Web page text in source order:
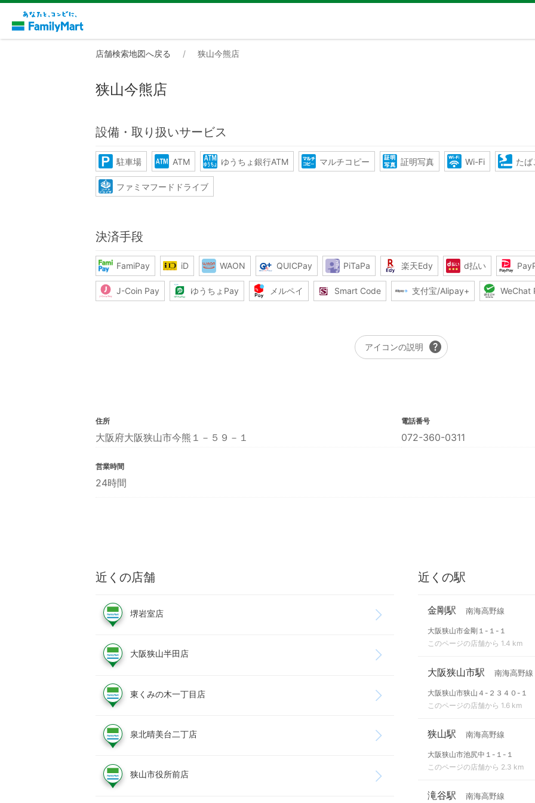
店舗検索地図へ戻る 狭山今熊店
狭山今熊店
設備・取り扱いサービス
駐車場 ATM ゆうちょ銀行ATM マルチコピー 証明写真 Wi-Fi たば
ファミマフードドライブ
決済手段
FamiPay iD WAON QUICPay PiTaPa 楽天Edy d払い
J-Coin Pay ゆうちょPay メルペイ Smart Code 支付宝/Alipay+ WeChat
アイコンの説明 help
住所
大阪府大阪狭山市今熊１－５９－１
電話番号
072-360-0311
営業時間
24時間
近くの店舗
堺岩室店
大阪狭山半田店
東くみの木一丁目店
泉北晴美台二丁店
狭山市役所前店
近くの駅
金剛駅 南海高野線
大阪狭山市金剛１-１-１
このページの店舗から 1.4 km
大阪狭山市駅 南海高野線
大阪狭山市狭山４-２３４０-１
このページの店舗から 1.6 km
狭山駅 南海高野線
大阪狭山市池尻中１-１-１
このページの店舗から 2.3 km
滝谷駅 南海高野線